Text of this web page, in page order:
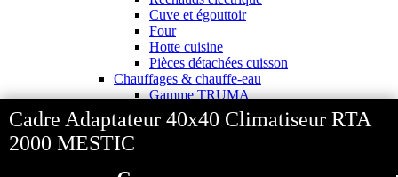
Cadre Adaptateur 40x40 Climatiseur RTA
2000 MESTIC
Cuve et égouttoir
Four
Hotte cuisine
Pièces détachées cuisson
Chauffages & chauffe-eau
Gamme TRUMA
Accessoires Truma BOILER
Chauffe-eau & chauffage